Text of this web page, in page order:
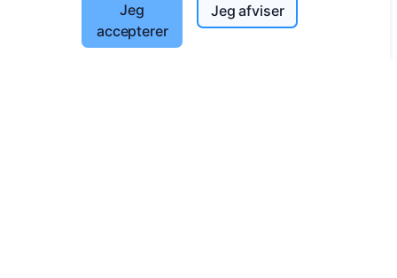
Kontakt
UAB "Kapinių valdymo sprendimai", 304241197
Jeg
accepterer
Jeg afviser